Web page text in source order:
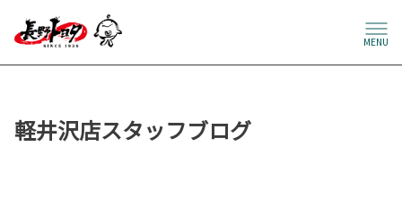
MENU
軽井沢店スタッフブログ